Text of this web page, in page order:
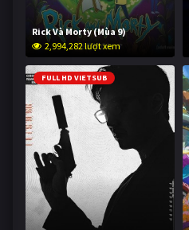
Rick Và Morty (Mùa 9)
2,994,282 lượt xem
FULL HD VIETSUB